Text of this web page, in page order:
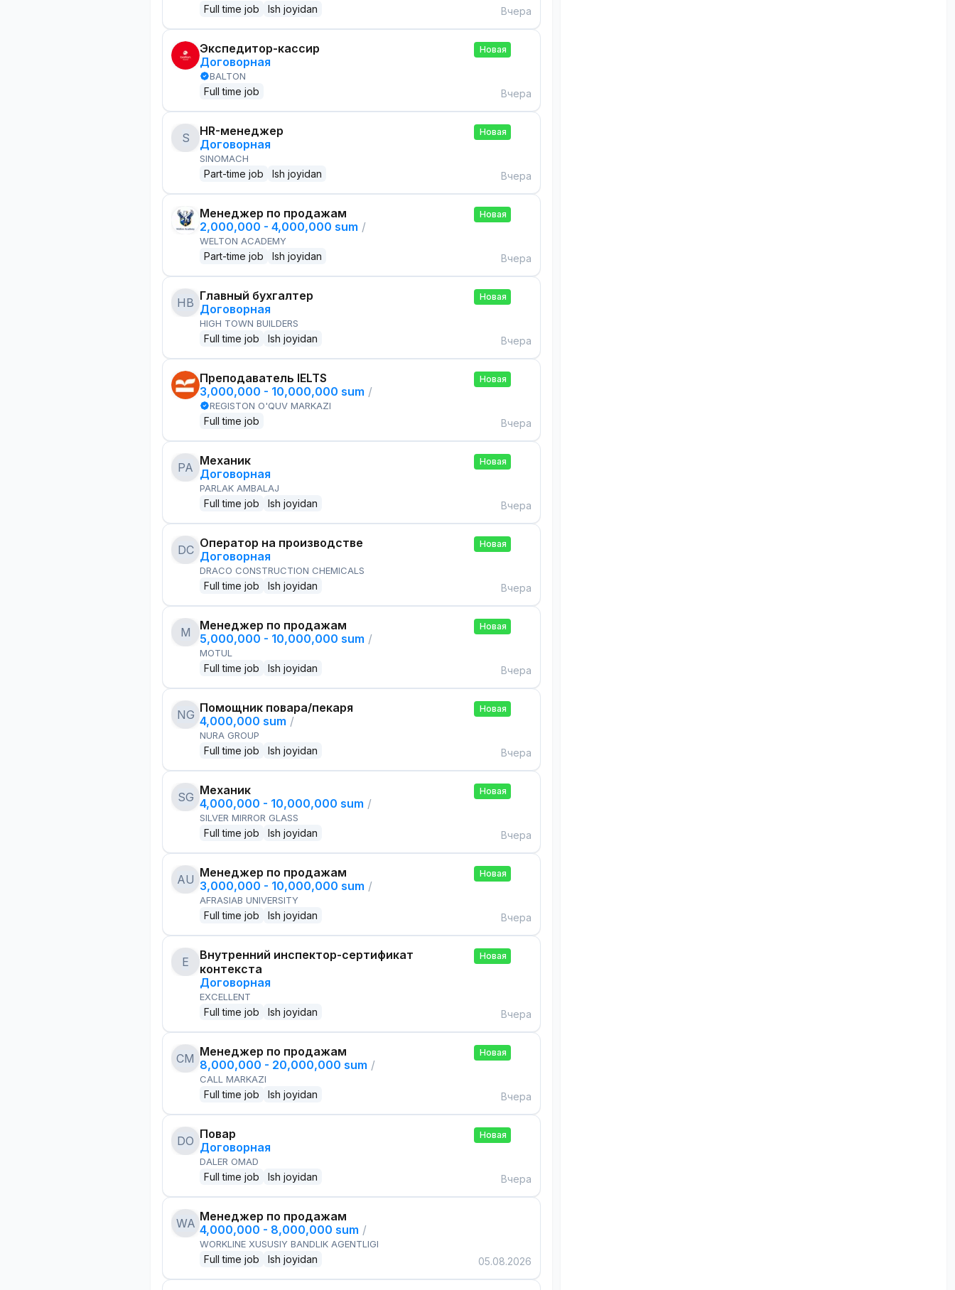
Full time job Ish joyidan Вчера
Экспедитор-кассир
Договорная
BALTON
Full time job
Новая
Вчера
S
HR-менеджер
Договорная
SINOMACH
Part-time job Ish joyidan
Новая
Вчера
Менеджер по продажам
2,000,000 - 4,000,000 sum /
WELTON ACADEMY
Part-time job Ish joyidan
Новая
Вчера
HB Главный бухгалтер
Договорная
HIGH TOWN BUILDERS
Full time job Ish joyidan
Новая
Вчера
Преподаватель IELTS
3,000,000 - 10,000,000 sum /
REGISTON O'QUV MARKAZI
Full time job
Новая
Вчера
PA Механик
Договорная
PARLAK AMBALAJ
Full time job Ish joyidan
Новая
Вчера
DC Оператор на производстве
Договорная
DRACO CONSTRUCTION CHEMICALS
Full time job Ish joyidan
Новая
Вчера
M
Менеджер по продажам
5,000,000 - 10,000,000 sum /
MOTUL
Full time job Ish joyidan
Новая
Вчера
NG Помощник повара/пекаря
4,000,000 sum /
NURA GROUP
Full time job Ish joyidan
Новая
Вчера
SG Механик
4,000,000 - 10,000,000 sum /
SILVER MIRROR GLASS
Full time job Ish joyidan
Новая
Вчера
AU Менеджер по продажам
3,000,000 - 10,000,000 sum /
AFRASIAB UNIVERSITY
Full time job Ish joyidan
Новая
Вчера
E
Внутренний инспектор-сертификат
контекста
Договорная
EXCELLENT
Full time job Ish joyidan
Новая
Вчера
CM Менеджер по продажам
8,000,000 - 20,000,000 sum /
CALL MARKAZI
Full time job Ish joyidan
Новая
Вчера
DO Повар
Договорная
DALER OMAD
Full time job Ish joyidan
Новая
Вчера
WA Менеджер по продажам
4,000,000 - 8,000,000 sum /
WORKLINE XUSUSIY BANDLIK AGENTLIGI
Full time job Ish joyidan 05.08.2026